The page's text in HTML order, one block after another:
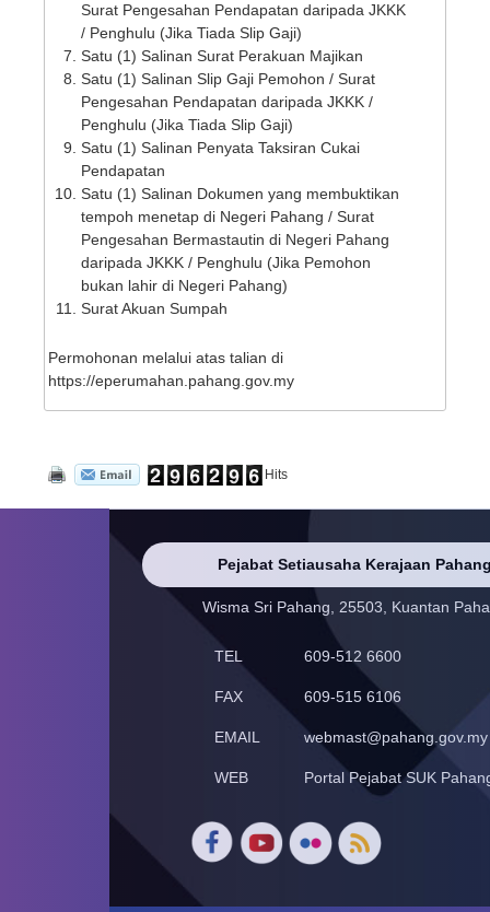
Surat Pengesahan Pendapatan daripada JKKK
/ Penghulu (Jika Tiada Slip Gaji)
Satu (1) Salinan Surat Perakuan Majikan
Satu (1) Salinan Slip Gaji Pemohon / Surat
Pengesahan Pendapatan daripada JKKK /
Penghulu (Jika Tiada Slip Gaji)
Satu (1) Salinan Penyata Taksiran Cukai
Pendapatan
Satu (1) Salinan Dokumen yang membuktikan
tempoh menetap di Negeri Pahang / Surat
Pengesahan Bermastautin di Negeri Pahang
daripada JKKK / Penghulu (Jika Pemohon
bukan lahir di Negeri Pahang)
Surat Akuan Sumpah
Permohonan melalui atas talian di
https://eperumahan.pahang.gov.my
Hits
Pejabat Setiausaha Kerajaan
Wisma Sri Pahang, 25503, Kuantan
TEL 609-512 6600
FAX 609-515 6106
EMAIL webmast@pahang.gov.my
WEB Portal Pejabat SUK